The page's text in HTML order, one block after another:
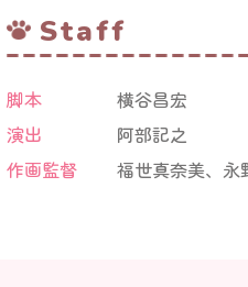
Staff
脚本 横谷昌宏
演出
阿部記之
作画監督
福世真奈美、永